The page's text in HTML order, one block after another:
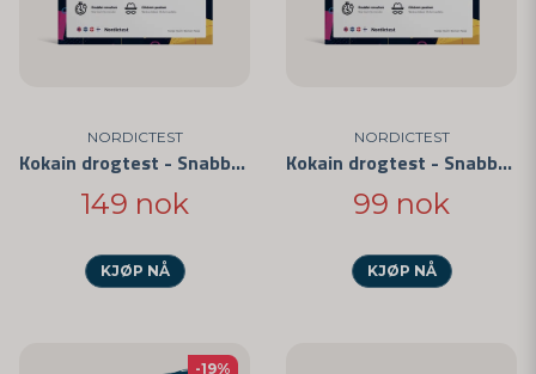
kunnskapsrike og vennlige
alltid klare til å hjelpe deg.
NORDICTEST
Kokain drogtest - Snabbtest för privat bruk 5-pack
149 nok
KJØP NÅ
NORDICTEST
Kokain drogtest - Snabbtest för privat bruk 3-pack
99 nok
KJØP NÅ
-19%